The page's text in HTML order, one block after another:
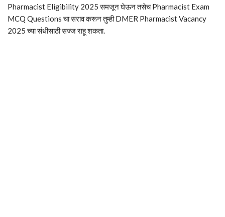
Pharmacist Eligibility 2025 समजून घेऊन तसेच Pharmacist Exam
MCQ Questions चा सराव करून तुम्ही DMER Pharmacist Vacancy
2025 च्या संधीसाठी सज्ज राहू शकता.